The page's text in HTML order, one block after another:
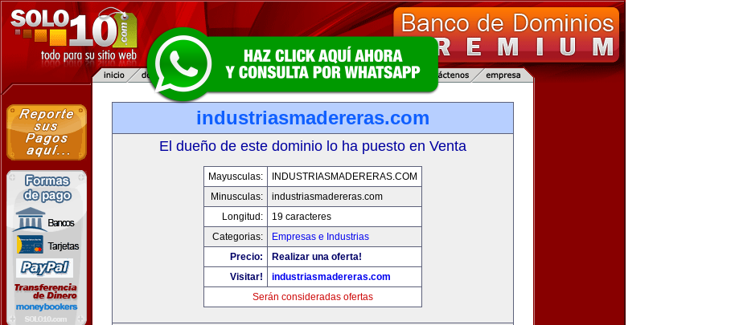
industriasmadereras.com
El dueño de este dominio lo ha puesto en Venta
Mayusculas:
INDUSTRIASMADERERAS.COM
Minusculas:
industriasmadereras.com
Longitud:
19 caracteres
Categorias:
Empresas e Industrias
Precio:
Realizar una oferta!
Visitar!
industriasmadereras.com
Serán consideradas ofertas